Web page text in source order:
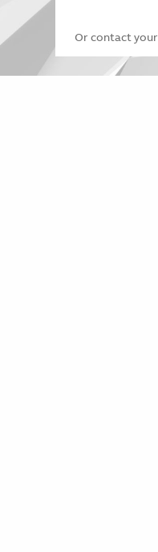
Or contact your